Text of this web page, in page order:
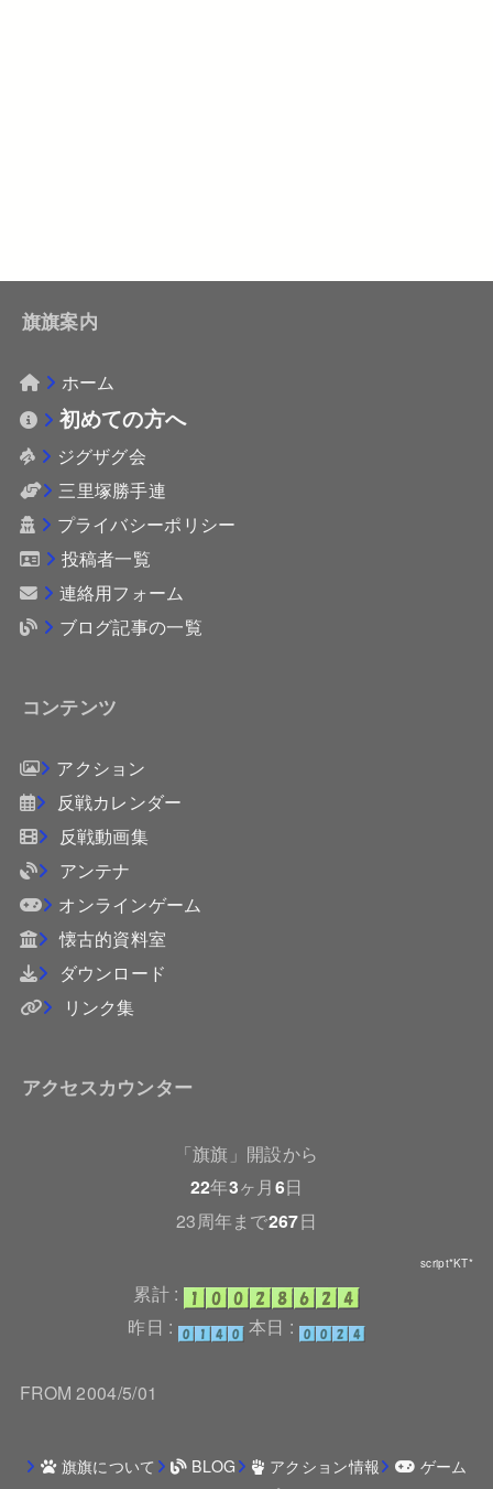
旗旗案内
ホーム
初めての方へ
ジグザグ会
三里塚勝手連
プライバシーポリシー
投稿者一覧
連絡用フォーム
ブログ記事の一覧
コンテンツ
アクション
反戦カレンダー
反戦動画集
アンテナ
オンラインゲーム
懐古的資料室
ダウンロード
リンク集
アクセスカウンター
「旗旗」開設から
22年3ヶ月6日
23周年まで267日
script*KT*
累計 :
昨日 :
本日 :
FROM 2004/5/01
旗旗について BLOG アクション情報
ゲーム